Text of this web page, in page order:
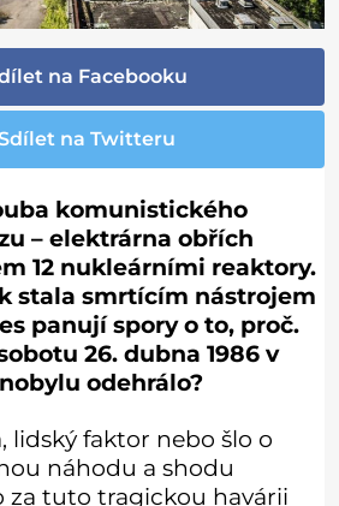
na Facebooku
na Twitteru
komunistického
– elektrárna obřích
12 nukleárními reaktory.
stala smrtícím nástrojem
panují spory o to, proč.
26. dubna 1986 v
odehrálo?
lidský faktor nebo šlo o
náhodu a shodu
za tuto tragickou havárii